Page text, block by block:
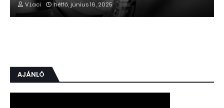
V.Laci hétfő, június 16, 2025
AJÁNLÓ